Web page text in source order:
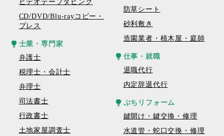
ビデオテープダビング
CD/DVD/Blu-rayコピー・
プレス
士業・専門家
弁護士
税理士・会計士
弁理士
司法書士
行政書士
土地家屋調査士
防草シート
砂利敷き
造園業者・植木屋・庭師
仕事・就職
退職代行
内定辞退代行
ぷちリフォーム
鍵開け・鍵交換・修理
水道管・蛇口交換・修理